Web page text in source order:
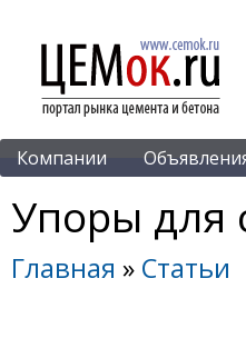
Компании
Упоры для
Главная » Статьи